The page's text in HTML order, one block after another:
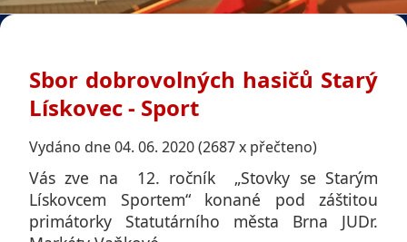
Sbor dobrovolných hasičů Starý
Lískovec - Sport
Vydáno dne 04. 06. 2020 (2687 x přečteno)
Vás zve na 12. ročník „Stovky se Starým
Lískovcem Sportem“ konané pod záštitou
primátorky Statutárního města Brna JUDr.